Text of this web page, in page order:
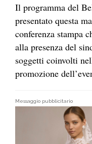
Il programma del
presentato questa
conferenza stampa
alla presenza del
soggetti coinvolti
promozione
Messaggio pubblicitario